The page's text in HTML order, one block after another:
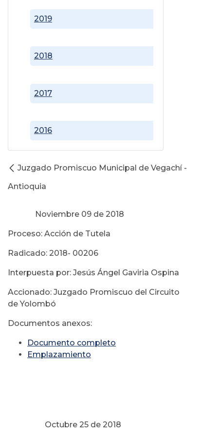
2016
2017
2018
2019
Juzgado Promiscuo Municipal de Vegachí -
Antioquia
Noviembre 09 de 2018
Proceso: Acción de Tutela
Radicado: 2018- 00206
Interpuesta por: Jesús Ángel Gaviria Ospina
Accionado: Juzgado Promiscuo del Circuito
de Yolombó
Documentos anexos:
Documento completo
Emplazamiento
Octubre 25 de 2018